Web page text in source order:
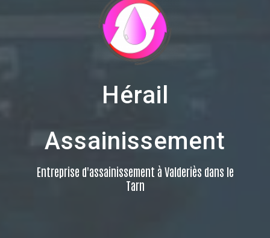
Hérail
Assainissement
Entreprise d'assainissement à Valderiès dans le
Tarn